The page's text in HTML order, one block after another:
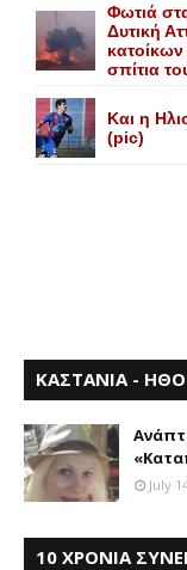
Φωτιά
Δυτική
σπίτια
Και η
(pic)
ΚΑΣΤΑΝΙΑ -
July
10 ΧΡΟΝΙΑ